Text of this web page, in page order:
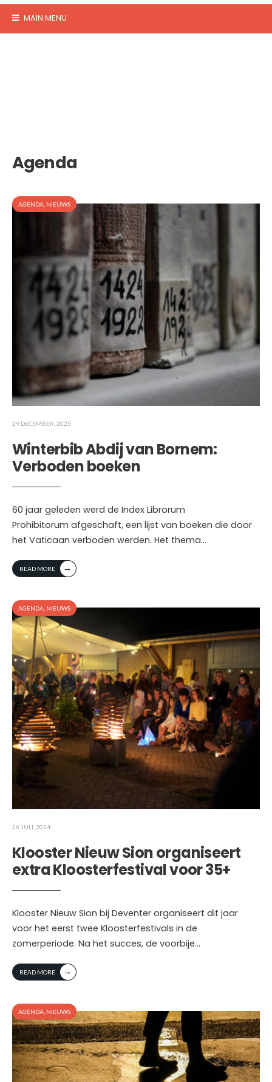
MAIN MENU
Agenda
AGENDA NIEUWS
29 DECEMBER, 2025
Winterbib Abdij van Bornem:
Verboden boeken
60 jaar geleden werd de Index Librorum
Prohibitorum afgeschaft, een lijst van boeken die door
het Vaticaan verboden werden. Het thema...
READ MORE →
AGENDA NIEUWS
26 JULI, 2024
Klooster Nieuw Sion organiseert
extra Kloosterfestival voor 35+
Klooster Nieuw Sion bij Deventer organiseert dit jaar
voor het eerst twee Kloosterfestivals in de
zomerperiode. Na het succes, de voorbije...
READ MORE →
AGENDA NIEUWS